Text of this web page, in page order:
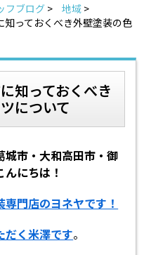
工実績
客様の声
タッフブログ
根リフォームについて
漏りの施工実績
フォームローン
フブログ > 地域 >
っておくべき外壁塗装の色
知っておくべき
について
城市・大和高田市・御
にちは！
門店のヨネヤです！
だく米澤です。